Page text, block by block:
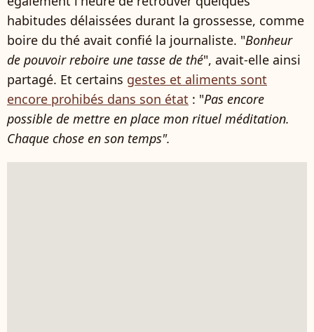
habitudes délaissées durant la grossesse, comme
boire du thé avait confié la journaliste. "Bonheur
de pouvoir reboire une tasse de thé", avait-elle ainsi
partagé. Et certains gestes et aliments sont
encore prohibés dans son état : "Pas encore
possible de mettre en place mon rituel méditation.
Chaque chose en son temps".